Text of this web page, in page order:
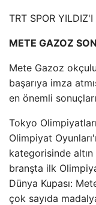
TRT SPOR
METE GAZOZ
Mete Gazoz
başarıya imza
en önemli
Tokyo
Olimpiyat
kategorisinde
branşta ilk
Dünya Kupası:
çok sayıda